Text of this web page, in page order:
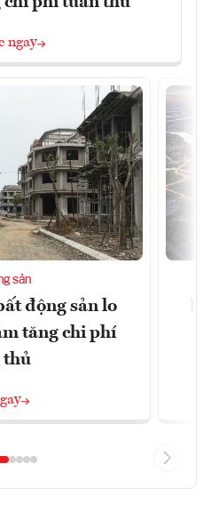
ngay
sản
động sản lo
tăng chi phí
thủ